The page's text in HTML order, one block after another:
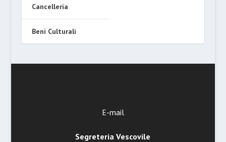
Cancelleria
Beni Culturali
E-mail
Segreteria Vescovile